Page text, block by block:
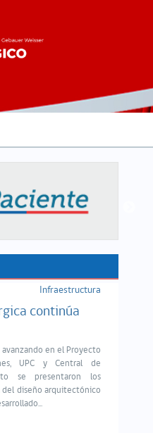
Infraestructura
continúa
en el Proyecto
UPC y Central de
se presentaron los
del diseño arquitectónico